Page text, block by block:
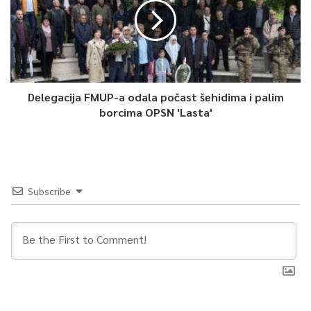
– Ovo je jedna dobra generacija, što pokazuju rezultati učenja,
ali i diplome, nagrade i trofeje koje su donosili sa takmičenja.
Duga je lista njihovih priznanja, što govori o kakvoj je generaciji
riječ i da smo s razlogom ponosni na njih – izjavio je direktor
ove škole Dževad Pleh.
Pogled u maturante i maturantice, ističe direktor Pleh, potiče
Učenici generacije su Ahmed Krdžić i Nedžma Durović, za koje
ova titula ne predstavlja samo samo priznanje za uspjeh, nego
i potvrdu da su trud, odricanje i zalaganje imali smisla.
Delegacija FMUP-a odala počast šehidima i palim
borcima OPSN 'Lasta'
Subscribe